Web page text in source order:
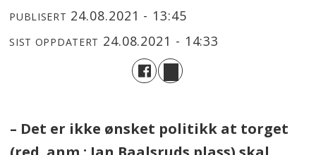
PUBLISERT 24.08.2021 - 13:45
SIST OPPDATERT 24.08.2021 - 14:33
– Det er ikke ønsket politikk at torget